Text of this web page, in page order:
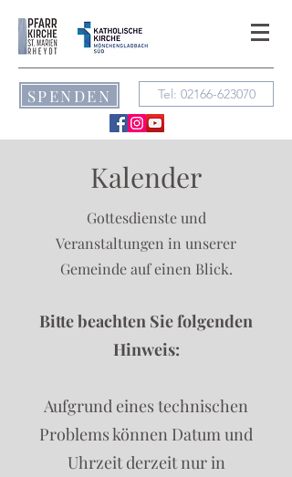
SPENDEN Tel: 02166-623070
Kalender
Gottesdienste und
Veranstaltungen in unserer
Gemeinde auf einen Blick.
Bitte beachten Sie folgenden
Hinweis:
Aufgrund eines technischen
Problems können Datum und
Uhrzeit derzeit nur in